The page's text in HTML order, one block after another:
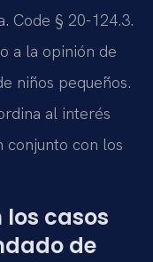
Code § 20-124.3.
a la opinión de
niños pequeños.
al interés
conjunto con los
los casos
de